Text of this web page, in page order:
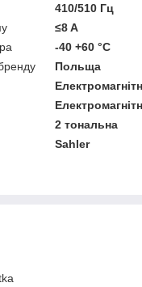
410/510 Гц
≤8 A
-40 +60 °С
Польща
2 тональна
Sahler